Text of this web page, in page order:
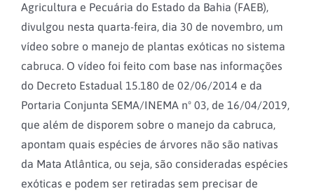
Agricultura e Pecuária do Estado da Bahia (FAEB),
divulgou nesta quarta-feira, dia 30 de novembro, um
vídeo sobre o manejo de plantas exóticas no sistema
cabruca. O vídeo foi feito com base nas informações
do Decreto Estadual 15.180 de 02/06/2014 e da
Portaria Conjunta SEMA/INEMA nº 03, de 16/04/2019,
que além de disporem sobre o manejo da cabruca,
apontam quais espécies de árvores não são nativas
da Mata Atlântica, ou seja, são consideradas espécies
exóticas e podem ser retiradas sem precisar de